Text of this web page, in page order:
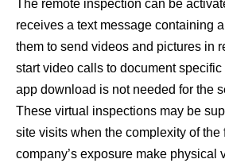
The remote inspection can be
receives a text message containing
them to send videos and pictures in
start video calls to document
app download is not needed for the
These virtual inspections may be
site visits when the complexity of the
company’s exposure make physical